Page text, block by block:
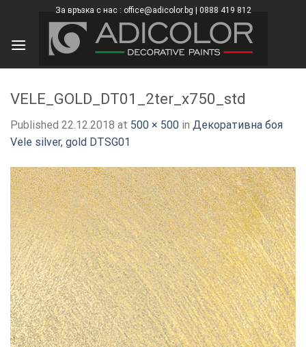
content
За връзка с нас : office@adicolor.bg | 0888 419 812
VELE_GOLD_DT01_2ter_x750_std
Published 22.12.2018 at 500 × 500 in Декоративна боя
Vele silver, gold DTSG01
×